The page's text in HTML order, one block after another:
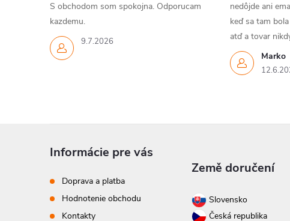
9.7.2026
S obchodom som spokojna. Odporucam
kazdemu.
Marko
nedôjde ani
keď sa tam
atď a tovar
Informácie pre vás
Doprava a platba
Hodnotenie obchodu
Kontakty
Země doručení
Slovensko
Česká republika